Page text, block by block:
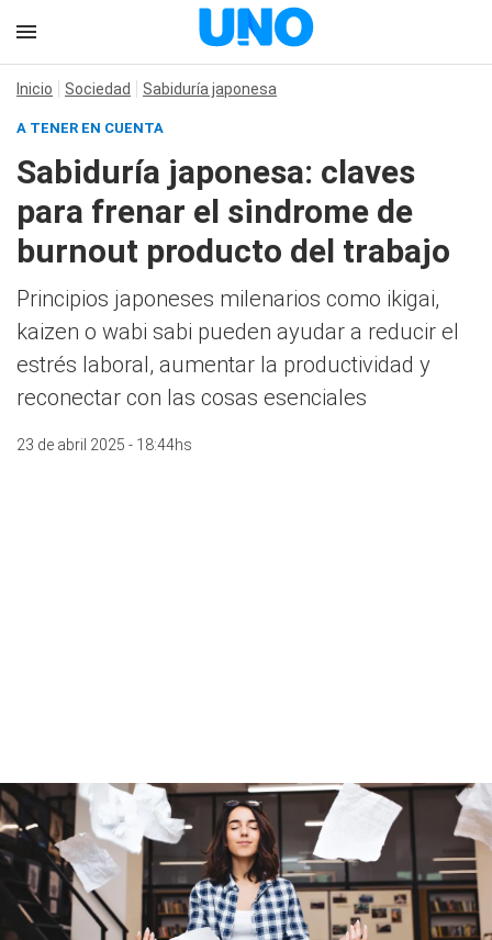
Inicio Sociedad Sabiduría japonesa
A TENER EN CUENTA
Sabiduría japonesa: claves
para frenar el sindrome de
burnout producto del trabajo
Principios japoneses milenarios como ikigai,
kaizen o wabi sabi pueden ayudar a reducir el
estrés laboral, aumentar la productividad y
reconectar con las cosas esenciales
23 de abril 2025 - 18:44hs